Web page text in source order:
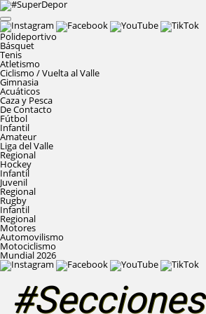
Polideportivo
Básquet
Tenis
Atletismo
Ciclismo / Vuelta al Valle
Gimnasia
Acuáticos
Caza y Pesca
De Contacto
Fútbol
Infantil
Amateur
Liga del Valle
Regional
Hockey
Infantil
Juvenil
Regional
Rugby
Infantil
Regional
Motores
Automovilismo
Motociclismo
Mundial 2026
#Secciones